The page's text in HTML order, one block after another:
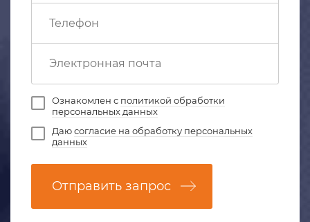
Ознакомлен с политикой обработки
персональных данных
Даюсогласие на обработку персональных
данных
Отправить запрос